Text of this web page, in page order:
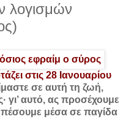
λογισμών
στις 28 Ιανουαρίου
σε αυτή τη ζωή,
γι’ αυτό, ας προσέχουμε
μέσα σε παγίδα